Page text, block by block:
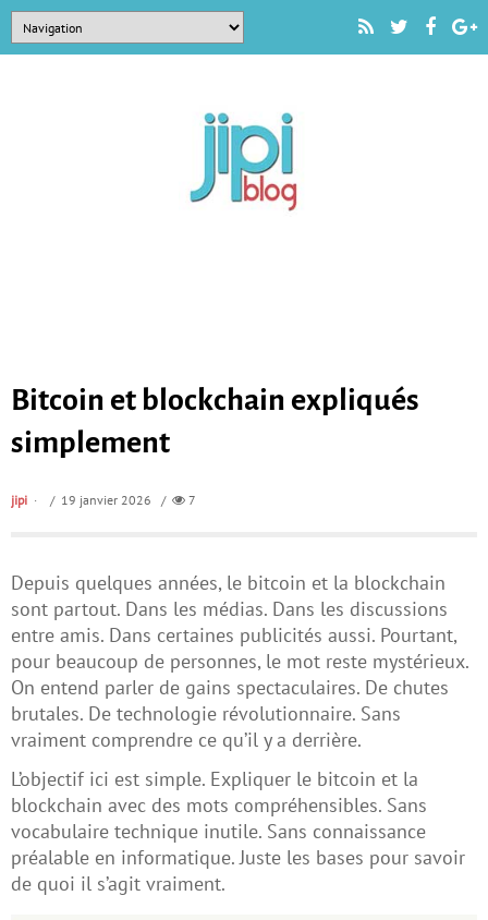
Bitcoin et blockchain expliqués
simplement
jipi / 19 janvier 2026 / 7
Depuis quelques années, le bitcoin et la blockchain
sont partout. Dans les médias. Dans les discussions
entre amis. Dans certaines publicités aussi. Pourtant,
pour beaucoup de personnes, le mot reste mystérieux.
On entend parler de gains spectaculaires. De chutes
brutales. De technologie révolutionnaire. Sans
vraiment comprendre ce qu’il y a derrière.
L’objectif ici est simple. Expliquer le bitcoin et la
blockchain avec des mots compréhensibles. Sans
vocabulaire technique inutile. Sans connaissance
préalable en informatique. Juste les bases pour savoir
de quoi il s’agit vraiment.